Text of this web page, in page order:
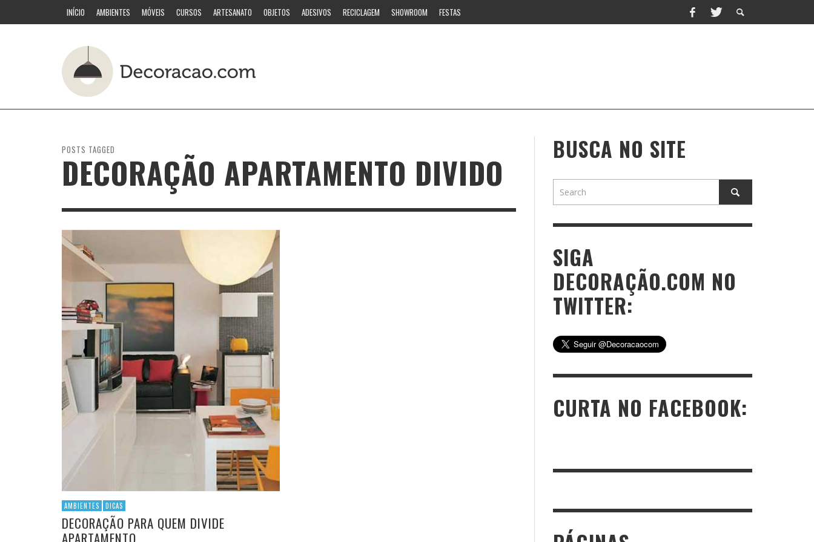
INÍCIO AMBIENTES MÓVEIS CURSOS ARTESANATO OBJETOS ADESIVOS RECICLAGEM SHOWROOM FESTAS
POSTS TAGGED
DECORAÇÃO APARTAMENTO DIVIDO
AMBIENTES DICAS
DECORAÇÃO PARA QUEM DIVIDE
APARTAMENTO
BUSCA NO SITE
SIGA
DECORAÇÃO.COM NO
TWITTER:
CURTA NO FACEBOOK: